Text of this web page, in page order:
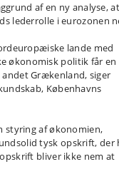
af en ny analyse, at
lederrolle i eurozonen
lande med
økonomisk politik får en
Grækenland, siger
Københavns
styring af økonomien,
tysk opskrift, der
bliver ikke nem at